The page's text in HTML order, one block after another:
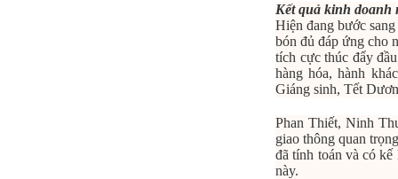
Kết quả kinh doanh
Hiện đang bước
bón đủ đáp ứng cho
tích cực thúc đẩy
hàng hóa, hành
Giáng sinh, Tết
Phan Thiết, Ninh
giao thông quan
đã tính toán và có
này.